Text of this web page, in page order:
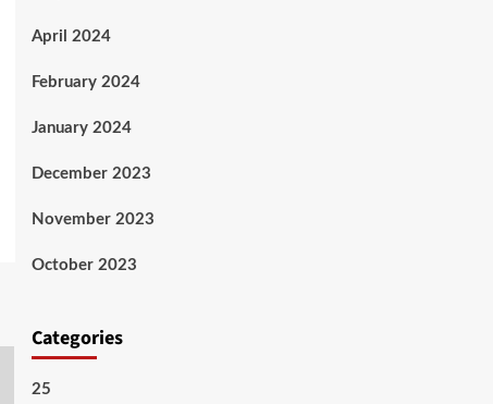
April 2024
February 2024
January 2024
December 2023
November 2023
October 2023
Categories
25